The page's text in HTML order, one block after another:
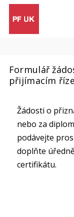
Formulář
přijímacím
Žádosti o
nebo za
podávejte
doplňte
certifikátu.